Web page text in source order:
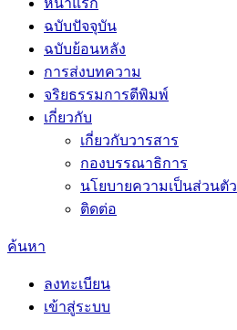
หน้าแรก
ฉบับปัจจุบัน
ฉบับย้อนหลัง
การส่งบทความ
จริยธรรมการตีพิมพ์
เกี่ยวกับ
เกี่ยวกับวารสาร
กองบรรณาธิการ
นโยบายความเป็นส่วนตัว
ติดต่อ
ค้นหา
ลงทะเบียน
เข้าสู่ระบบ